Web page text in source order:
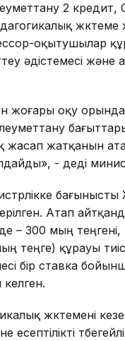
2 кредит,
оқытушылар
әдістемесі
жоғары оқу
жатқанын
- деді
Атап
– 300 мың
теңге) құрауы
бір ставка
келген.
жүктемені